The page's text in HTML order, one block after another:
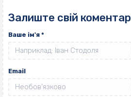
Залиште свій коментар
Ваше ім'я *
Email